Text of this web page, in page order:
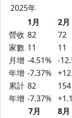
2025年
1月
2月
營收 82 72
家數 11 11
月增 -4.51% -
年增 -7.37%
累計 82 154
年增 -7.37%
7月
8月